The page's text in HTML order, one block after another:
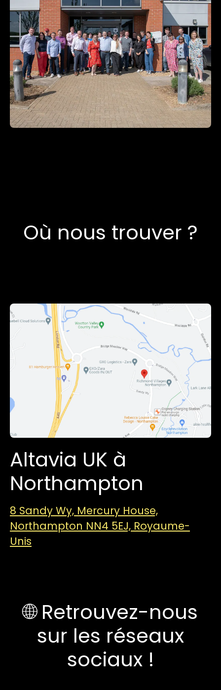
Où nous trouver ?
Altavia UK à
Northampton
8 Sandy Wy, Mercury House,
Northampton NN4 5EJ, Royaume-
Unis
🌐 Retrouvez-nous
sur les réseaux
sociaux !